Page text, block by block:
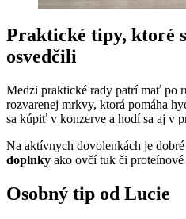
Praktické tipy, ktoré
osvedčili
Medzi praktické rady patrí mať po
rozvarenej mrkvy, ktorá pomáha
sa kúpiť v konzerve a hodí sa aj v
Na aktívnych dovolenkách je
doplnky ako ovčí tuk či proteínové
Osobný tip od Lucie